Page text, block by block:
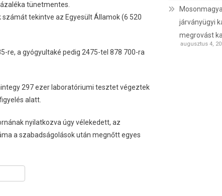
tünetmentes.
tekintve az Egyesült Államok (6 520
re, a gyógyultaké pedig 2475-tel 878 700-ra
297 ezer laboratóriumi tesztet végeztek
alatt.
nyilatkozva úgy vélekedett, az
a szabadságolások után megnőtt egyes
járványügyi
megrovást
augusztus 4,